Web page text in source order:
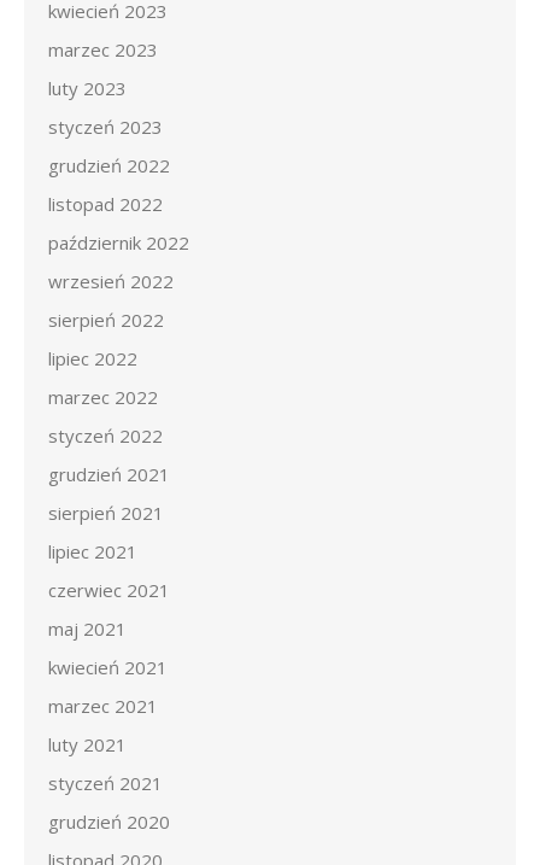
kwiecień 2023
marzec 2023
luty 2023
styczeń 2023
grudzień 2022
listopad 2022
październik 2022
wrzesień 2022
sierpień 2022
lipiec 2022
marzec 2022
styczeń 2022
grudzień 2021
sierpień 2021
lipiec 2021
czerwiec 2021
maj 2021
kwiecień 2021
marzec 2021
luty 2021
styczeń 2021
grudzień 2020
listopad 2020